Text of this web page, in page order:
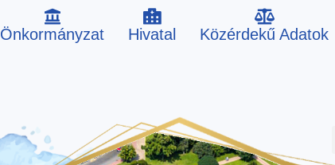
Önkormányzat Hivatal Közérdekű Adatok